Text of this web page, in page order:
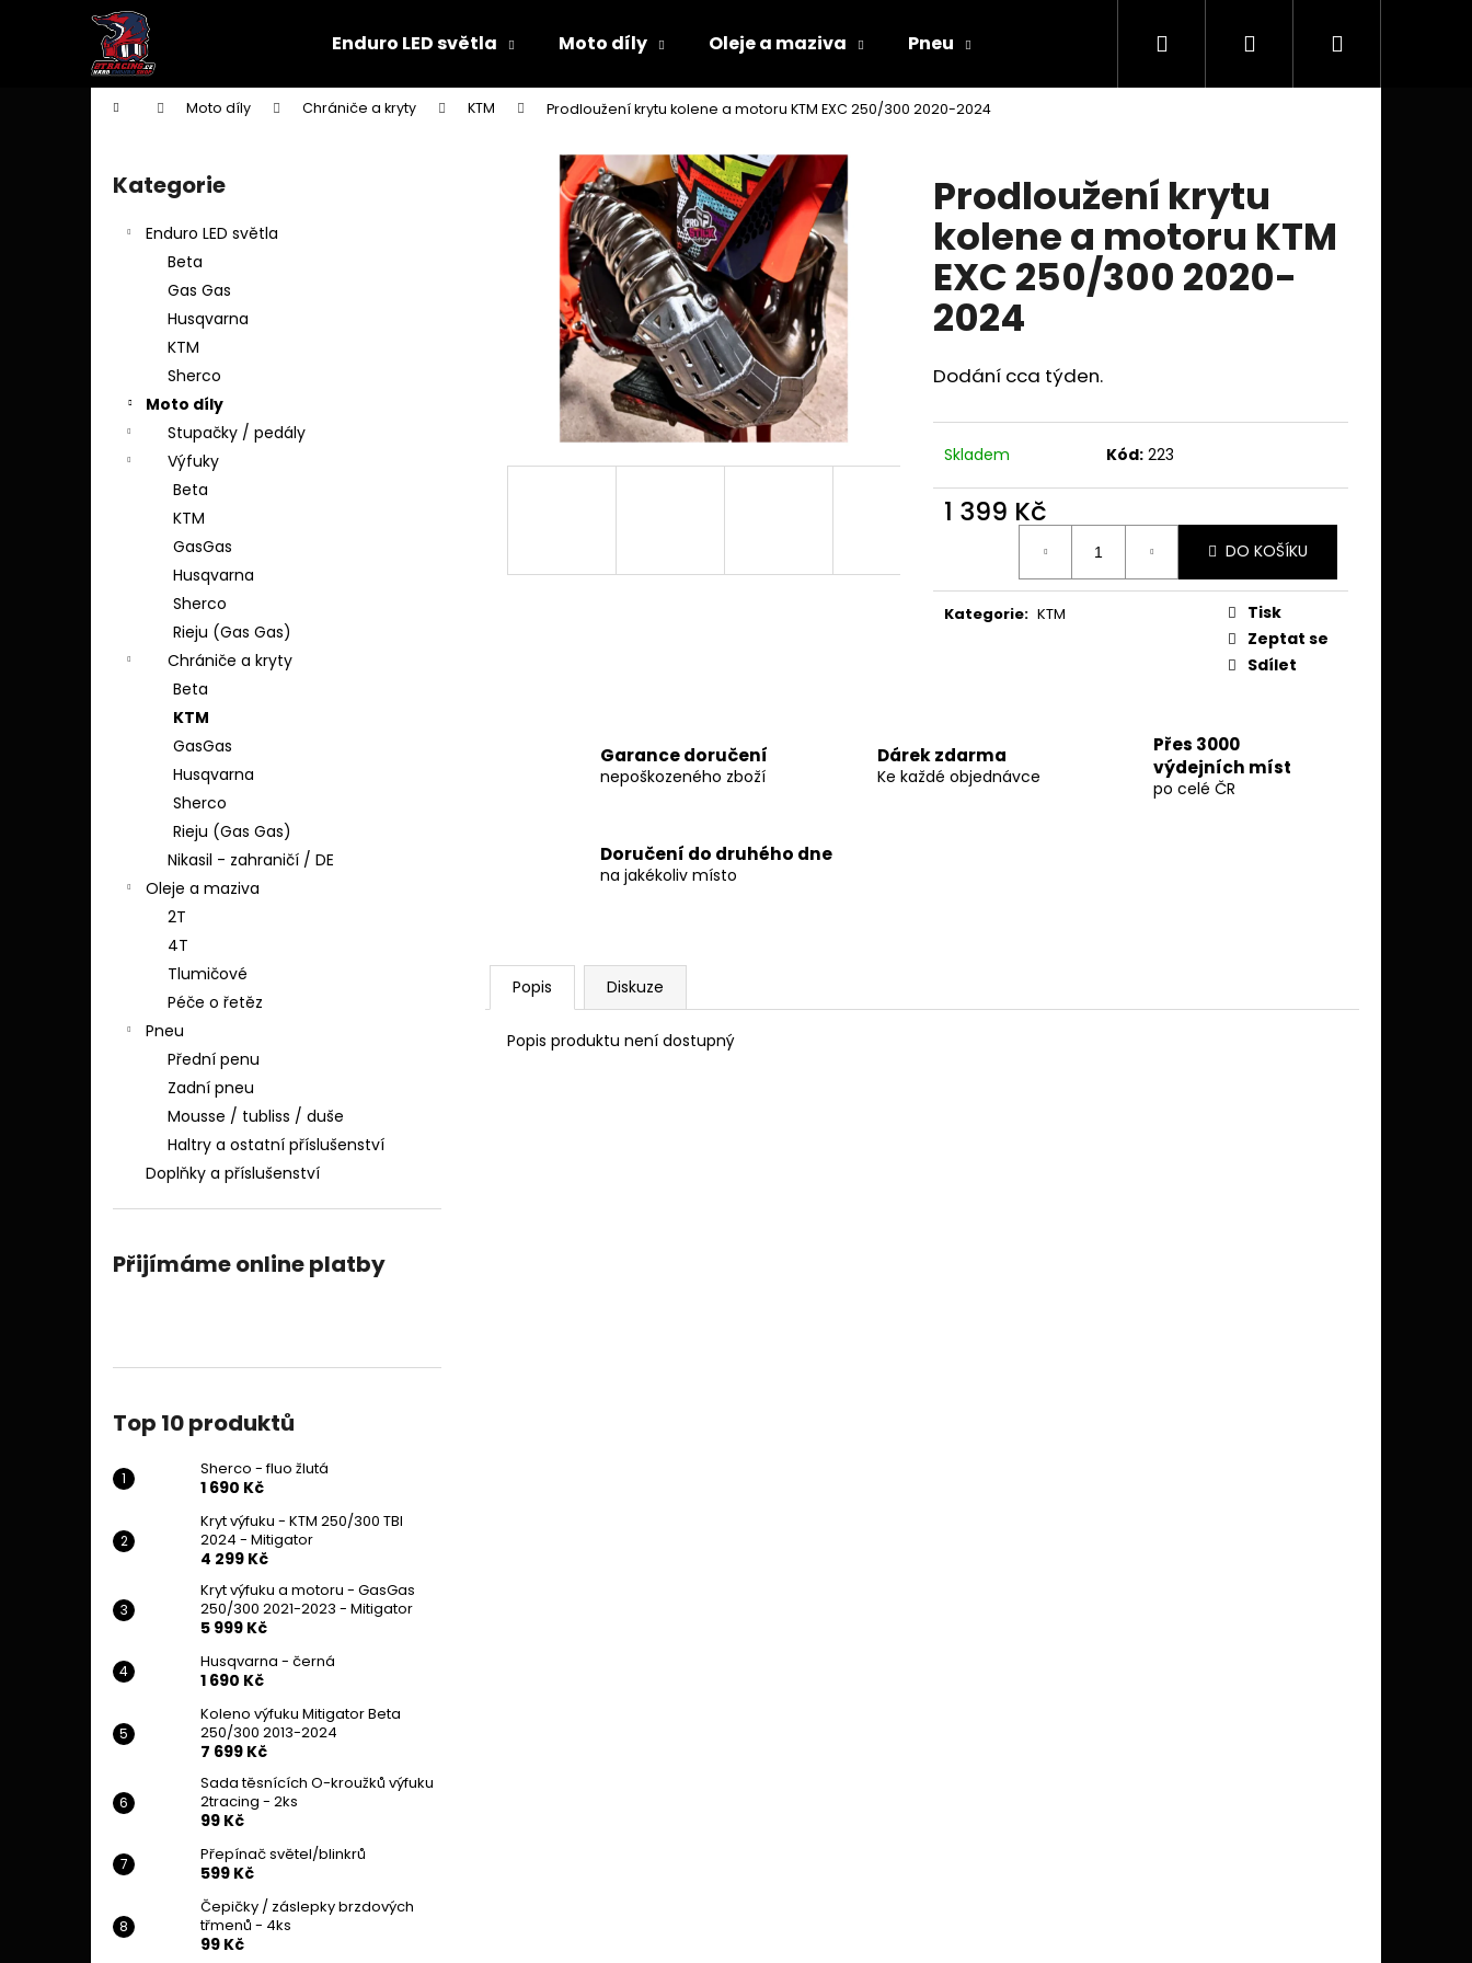
Enduro LED světla Moto díly Oleje a maziva Pneu Doplňky a příslušenství Obchodní podmínky
Hledat PřihlášeníNákupní
Domů Moto díly Chrániče a kryty KTM Prodloužení krytu kolene a motoru KTM EXC 250/300 2020-2024
Přeskočit
kategorie
Kategorie
Enduro LED světla
Beta
Gas Gas
Husqvarna
KTM
Sherco
Moto díly
Stupačky / pedály
Výfuky
Beta
KTM
GasGas
Husqvarna
Sherco
Rieju (Gas Gas)
Chrániče a kryty
Beta
KTM
GasGas
Husqvarna
Sherco
Rieju (Gas Gas)
Nikasil - zahraničí / DE
Oleje a maziva
2T
4T
Tlumičové
Péče o řetěz
Pneu
Přední penu
Zadní pneu
Mousse / tubliss / duše
Haltry a ostatní příslušenství
Doplňky a příslušenství
Přijímáme online platby
Top 10 produktů
Sherco - fluo žlutá
1 690 Kč
Kryt výfuku - KTM 250/300 TBI
2024 - Mitigator
4 299 Kč
Kryt výfuku a motoru - GasGas
250/300 2021-2023 - Mitigator
5 999 Kč
Husqvarna - černá
1 690 Kč
Koleno výfuku Mitigator Beta
250/300 2013-2024
7 699 Kč
Sada těsnících O-kroužků výfuku
2tracing - 2ks
99 Kč
Přepínač světel/blinkrů
599 Kč
Čepičky / záslepky brzdových
třmenů - 4ks
99 Kč
Prodloužení krytu
kolene a motoru KTM
EXC 250/300 2020-
2024
Dodání cca týden.
Skladem Kód: 223
1 399 Kč
DO KOŠÍKU
Kategorie: KTM
Tisk
Zeptat se
Sdílet
Garance doručení
nepoškozeného zboží
Dárek zdarma
Ke každé objednávce
Přes 3000
výdejních míst
po celé ČR
Doručení do druhého dne
na jakékoliv místo
Popis Diskuze
Popis produktu není dostupný
Zpět
Zpět
Co potřebujete najít?
HLEDAT
Doporučujeme
Následující
SHERCO - FLUO ŽLUTÁ
1 690 Kč
KRYT VÝFUKU A MOTORU - GASGAS
250/300 2021-2023 - MITIGATOR